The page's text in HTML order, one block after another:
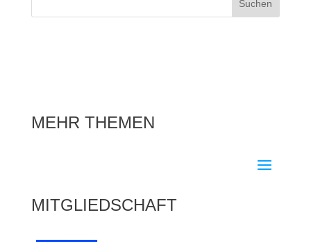
MEHR THEMEN
MITGLIEDSCHAFT